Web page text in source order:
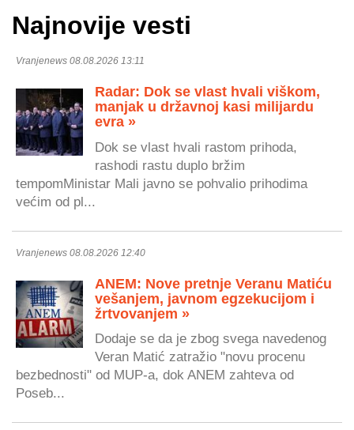
Najnovije vesti
Vranjenews 08.08.2026 13:11
Radar: Dok se vlast hvali viškom,
manjak u državnoj kasi milijardu
evra »
Dok se vlast hvali rastom prihoda,
rashodi rastu duplo bržim
tempomMinistar Mali javno se pohvalio prihodima
većim od pl...
Vranjenews 08.08.2026 12:40
ANEM: Nove pretnje Veranu Matiću
vešanjem, javnom egzekucijom i
žrtvovanjem »
Dodaje se da je zbog svega navedenog
Veran Matić zatražio "novu procenu
bezbednosti" od MUP-a, dok ANEM zahteva od
Poseb...